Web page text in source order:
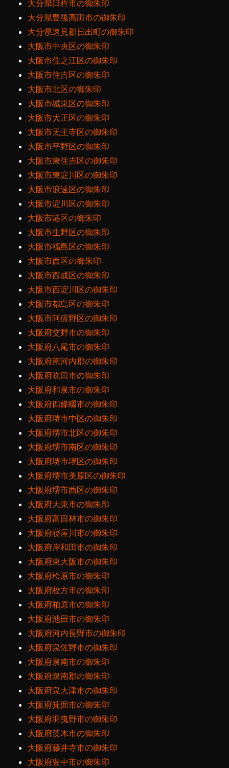
大分県臼杵市の御朱印
大分県豊後高田市の御朱印
大分県速見郡日出町の御朱印
大阪市中央区の御朱印
大阪市住之江区の御朱印
大阪市住吉区の御朱印
大阪市北区の御朱印
大阪市城東区の御朱印
大阪市大正区の御朱印
大阪市天王寺区の御朱印
大阪市平野区の御朱印
大阪市東住吉区の御朱印
大阪市東淀川区の御朱印
大阪市浪速区の御朱印
大阪市淀川区の御朱印
大阪市港区の御朱印
大阪市生野区の御朱印
大阪市福島区の御朱印
大阪市西区の御朱印
大阪市西成区の御朱印
大阪市西淀川区の御朱印
大阪市都島区の御朱印
大阪市阿倍野区の御朱印
大阪府交野市の御朱印
大阪府八尾市の御朱印
大阪府南河内郡の御朱印
大阪府吹田市の御朱印
大阪府和泉市の御朱印
大阪府四條畷市の御朱印
大阪府堺市中区の御朱印
大阪府堺市北区の御朱印
大阪府堺市南区の御朱印
大阪府堺市堺区の御朱印
大阪府堺市美原区の御朱印
大阪府堺市西区の御朱印
大阪府大東市の御朱印
大阪府富田林市の御朱印
大阪府寝屋川市の御朱印
大阪府岸和田市の御朱印
大阪府東大阪市の御朱印
大阪府松原市の御朱印
大阪府枚方市の御朱印
大阪府柏原市の御朱印
大阪府池田市の御朱印
大阪府河内長野市の御朱印
大阪府泉佐野市の御朱印
大阪府泉南市の御朱印
大阪府泉南郡の御朱印
大阪府泉大津市の御朱印
大阪府箕面市の御朱印
大阪府羽曳野市の御朱印
大阪府茨木市の御朱印
大阪府藤井寺市の御朱印
大阪府豊中市の御朱印